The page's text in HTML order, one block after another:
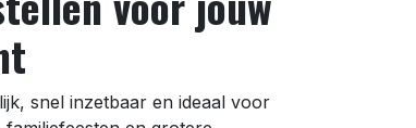
snel inzetbaar en ideaal voor